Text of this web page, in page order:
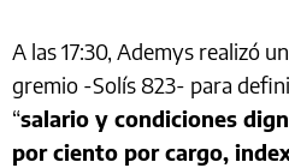
A las 17:30, Ademys realizó
gremio -Solís 823- para
“salario y condiciones
por ciento por cargo,